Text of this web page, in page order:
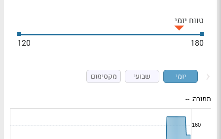
טווח יומי
180
120
יומי שבועי מקסימום
תמורה: --